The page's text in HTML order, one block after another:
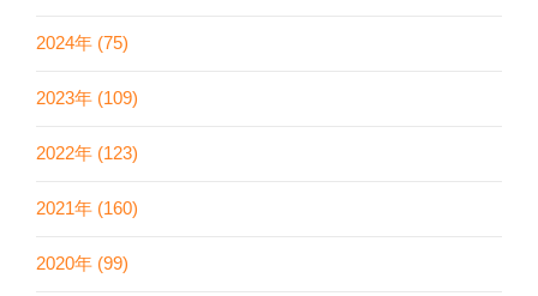
2024年 (75)
2023年 (109)
2022年 (123)
2021年 (160)
2020年 (99)